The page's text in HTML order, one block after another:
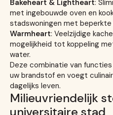
Bakeheart & Lightheart:
met ingebouwde oven en
stadswoningen met beperkte
Warmheart: Veelzijdige
mogelijkheid tot koppeling
water.
Deze combinatie van
uw brandstof en voegt
dagelijks leven.
Milieuvriendelijk
universitaire stad